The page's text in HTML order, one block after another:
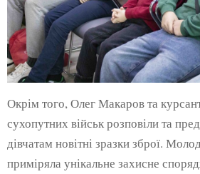
Окрім того, Олег Макаров та
сухопутних військ розповіли та
дівчатам новітні зразки зброї.
приміряла унікальне захисне